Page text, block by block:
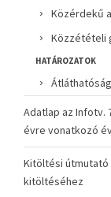
Közérdekű
Közzétételi
HATÁROZATOK
Adatlap az Infotv.
évre vonatkozó
Kitöltési
kitöltéséhez